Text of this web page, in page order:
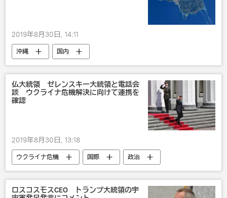
2019年8月30日, 14:11
沖縄 国内
仏大統領 ゼレンスキー大統領と電話会
談 ウクライナ危機解決に向けて連携を
確認
2019年8月30日, 13:18
ウクライナ危機 国際
政治
ウクライナ
フランス
ウォロディミル・ゼレンスキー
ロシア
ロスコスモスCEO トランプ大統領の宇